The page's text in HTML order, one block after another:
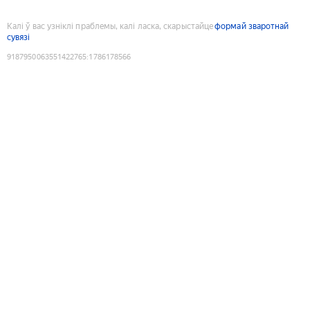
Калі ў вас узніклі праблемы, калі ласка, скарыстайцеформай зваротнай
сувязі
9187950063551422765:1786178566